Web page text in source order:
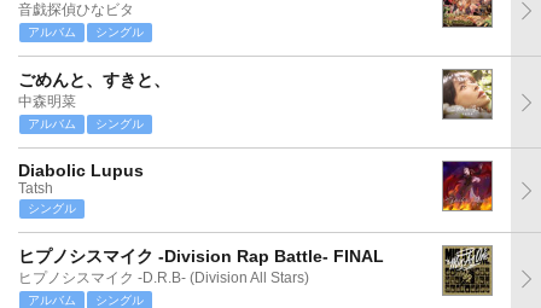
音戯探偵ひなビタ
アルバム シングル
ごめんと、すきと、
中森明菜
アルバム シングル
Diabolic Lupus
Tatsh
シングル
ヒプノシスマイク -Division Rap Battle- FINAL
ヒプノシスマイク -D.R.B- (Division All Stars)
アルバム シングル